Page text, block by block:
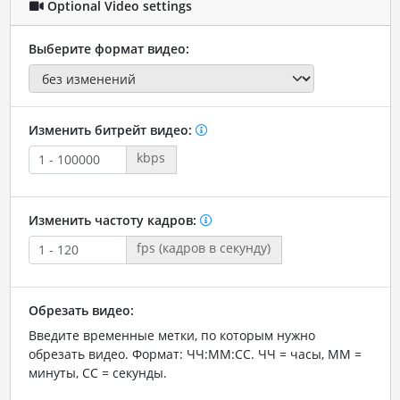
Optional Video settings
Выберите формат видео:
Изменить битрейт видео:
kbps
Изменить частоту кадров:
fps (кадров в секунду)
Обрезать видео:
Введите временные метки, по которым нужно
обрезать видео. Формат: ЧЧ:ММ:СС. ЧЧ = часы, ММ =
минуты, СС = секунды.